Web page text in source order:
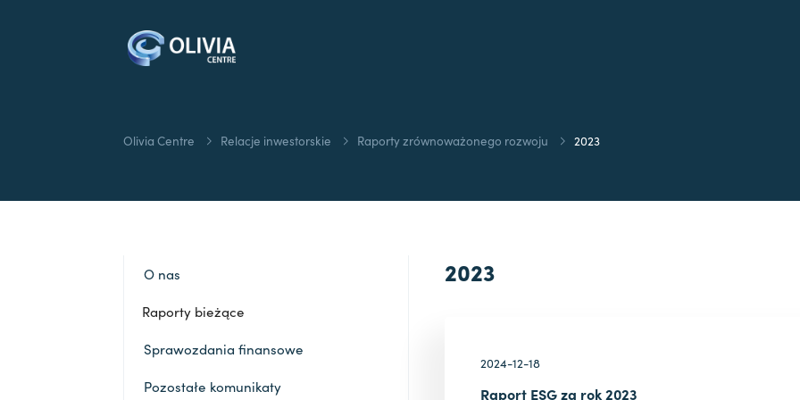
Olivia Centre Relacje inwestorskie Raporty zrównoważonego rozwoju 2023
O nas
Raporty bieżące
Sprawozdania finansowe
Pozostałe komunikaty
2023
2024-12-18
Raport ESG za rok 2023